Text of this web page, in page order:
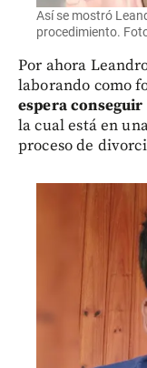
Así se mostró
procedimiento.
Por ahora
laborando como
espera conseguir
la cual está en
proceso de